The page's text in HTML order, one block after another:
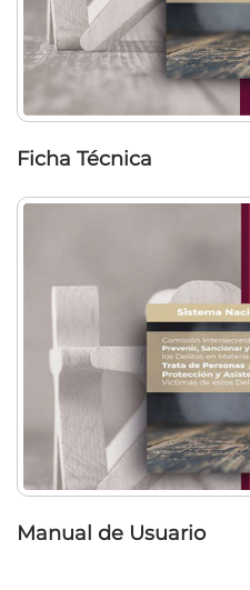
Ficha Técnica
Manual de Usuario